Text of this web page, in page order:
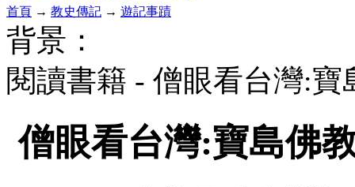
首頁 → 教史傳記 → 遊記事蹟
背景：
閱讀書籍 - 僧眼看台灣:
僧眼看台灣:寶島佛